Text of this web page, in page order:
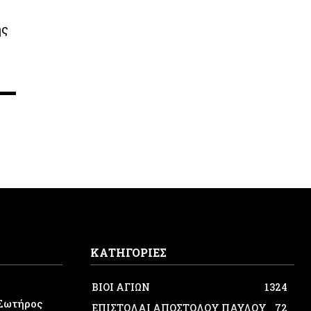
ΚΑΤΗΓΟΡΙΕΣ
ΒΙΟΙ ΑΓΙΩΝ
1324
ΕΠΙΣΤΟΛΑΙ ΑΠΟΣΤΟΛΟΥ ΠΑΥΛΟΥ
72